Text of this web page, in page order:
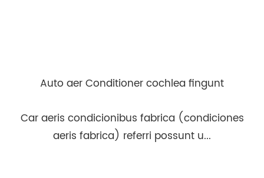
Auto aer Conditioner cochlea fingunt
Car aeris condicionibus fabrica (condiciones
aeris fabrica) referri possunt u...